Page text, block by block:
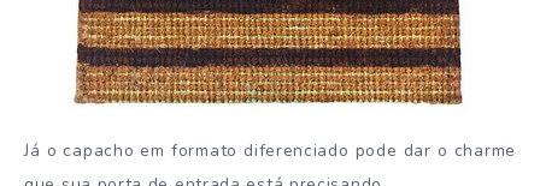
Já o capacho em formato diferenciado pode dar o charme